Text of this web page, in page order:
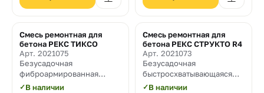
(армированные или
преднапряжённые балки
статических и
динамических нагрузок,
перекрытия, мостовые
плиты и т.д.), а также
парковочных зон на
открытом воздухе
Смесь ремонтная для
бетона РЕКС ТИКСО
Арт. 2021075
Безусадочная
фиброармированная
паропроницаемая
✓В наличии
Смесь ремонтная для
бетона РЕКС СТРУКТО R4
Арт. 2021073
Безусадочная
быстросхватывающаяся
фиброармированная
✓В наличии